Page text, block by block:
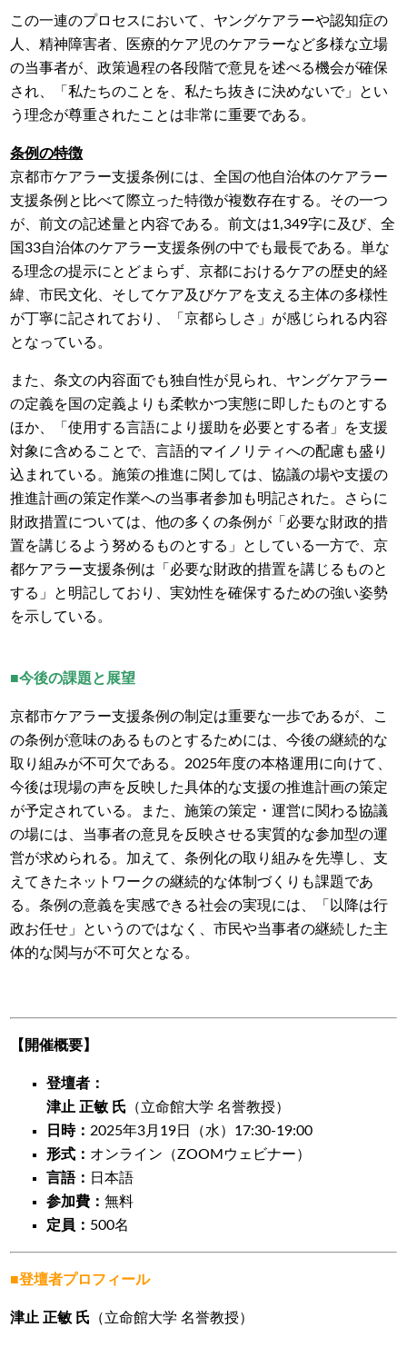
この一連のプロセスにおいて、ヤングケアラーや認知症の
人、精神障害者、医療的ケア児のケアラーなど多様な立場
の当事者が、政策過程の各段階で意見を述べる機会が確保
され、「私たちのことを、私たち抜きに決めないで」とい
う理念が尊重されたことは非常に重要である。
条例の特徴
京都市ケアラー支援条例には、全国の他自治体のケアラー
支援条例と比べて際立った特徴が複数存在する。その一つ
が、前文の記述量と内容である。前文は1,349字に及び、全
国33自治体のケアラー支援条例の中でも最長である。単な
る理念の提示にとどまらず、京都におけるケアの歴史的経
緯、市民文化、そしてケア及びケアを支える主体の多様性
が丁寧に記されており、「京都らしさ」が感じられる内容
となっている。
また、条文の内容面でも独自性が見られ、ヤングケアラー
の定義を国の定義よりも柔軟かつ実態に即したものとする
ほか、「使用する言語により援助を必要とする者」を支援
対象に含めることで、言語的マイノリティへの配慮も盛り
込まれている。施策の推進に関しては、協議の場や支援の
推進計画の策定作業への当事者参加も明記された。さらに
財政措置については、他の多くの条例が「必要な財政的措
置を講じるよう努めるものとする」としている一方で、京
都ケアラー支援条例は「必要な財政的措置を講じるものと
する」と明記しており、実効性を確保するための強い姿勢
を示している。
■今後の課題と展望
京都市ケアラー支援条例の制定は重要な一歩であるが、こ
の条例が意味のあるものとするためには、今後の継続的な
取り組みが不可欠である。2025年度の本格運用に向けて、
今後は現場の声を反映した具体的な支援の推進計画の策定
が予定されている。また、施策の策定・運営に関わる協議
の場には、当事者の意見を反映させる実質的な参加型の運
営が求められる。加えて、条例化の取り組みを先導し、支
えてきたネットワークの継続的な体制づくりも課題であ
る。条例の意義を実感できる社会の実現には、「以降は行
政お任せ」というのではなく、市民や当事者の継続した主
体的な関与が不可欠となる。
【開催概要】
登壇者：
津止 正敏 氏 （立命館大学 名誉教授）
日時： 2025年3月19日（水）17:30-19:00
形式： オンライン（ZOOMウェビナー）
言語： 日本語
参加費：無料
定員： 500名
■登壇者プロフィール
津止 正敏 氏 （立命館大学 名誉教授）